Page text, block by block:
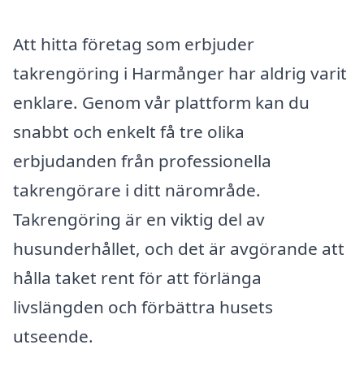
Att hitta företag som erbjuder
takrengöring i Harmånger har aldrig varit
enklare. Genom vår plattform kan du
snabbt och enkelt få tre olika
erbjudanden från professionella
takrengörare i ditt närområde.
Takrengöring är en viktig del av
husunderhållet, och det är avgörande att
hålla taket rent för att förlänga
livslängden och förbättra husets
utseende.